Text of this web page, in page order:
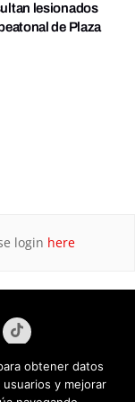
lesionados
de Plaza
login here
obtener datos
y mejorar